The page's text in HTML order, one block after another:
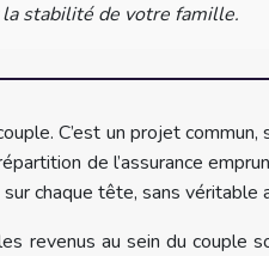
stabilité de votre famille.
C’est un projet
de l’assurance
chaque tête, sans
revenus au sein du couple